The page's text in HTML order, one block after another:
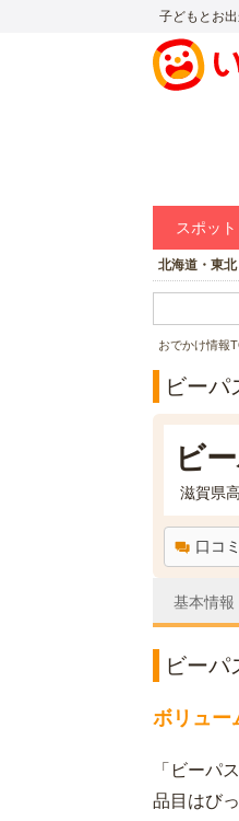
子どもとお
スポット
北海道・東北
おでかけ情報
ビーパ
ビ
滋賀県
口コ
基本情報
ビーパ
ボリュー
「ビーパ
品目はび